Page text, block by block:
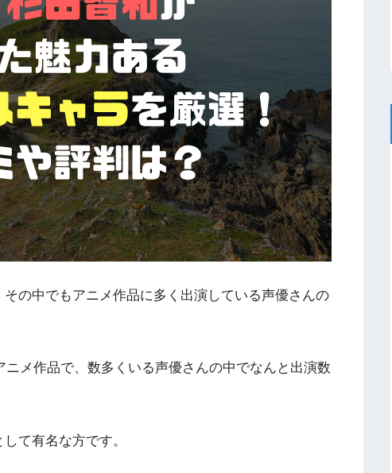
の中でもアニメ作品に多く出演している声優さんの
メ作品で、数多くいる声優さんの中でなんと出演数
て有名な方です。